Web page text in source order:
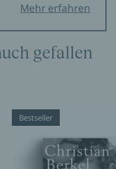
Mehr erfahren
gefallen
Bestseller